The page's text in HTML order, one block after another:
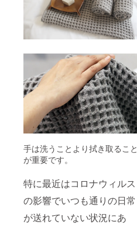
手は洗うことより拭き取ること
が重要です。
特に最近はコロナウィルス
の影響でいつも通りの日常
が送れていない状況にあ